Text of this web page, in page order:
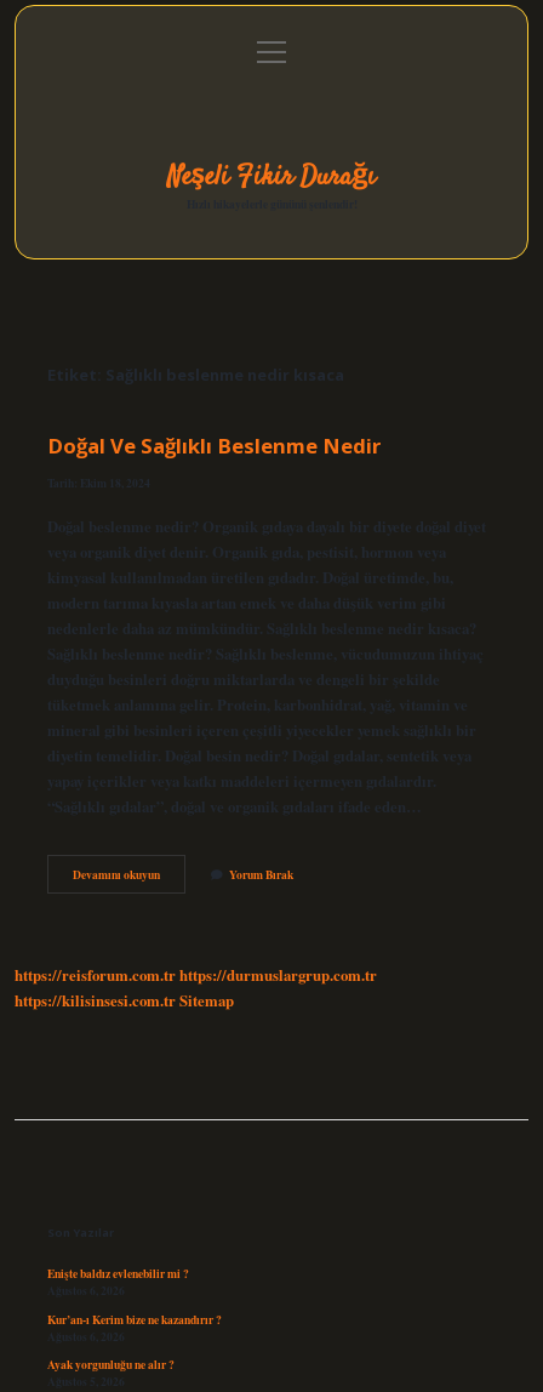
Gizlilik Politikası
menüyü
aç
Neşeli Fikir Durağı
Etiket: Sağlıklı beslenme nedir kısaca
Doğal Ve Sağlıklı Beslenme Nedir
Tarih: Ekim 18, 2024
Doğal beslenme nedir? Organik gıdaya dayalı bir diyete doğal diyet
veya organik diyet denir. Organik gıda, pestisit, hormon veya
kimyasal kullanılmadan üretilen gıdadır. Doğal üretimde, bu,
modern tarıma kıyasla artan emek ve daha düşük verim gibi
nedenlerle daha az mümkündür. Sağlıklı beslenme nedir kısaca?
Sağlıklı beslenme nedir? Sağlıklı beslenme, vücudumuzun ihtiyaç
duyduğu besinleri doğru miktarlarda ve dengeli bir şekilde
tüketmek anlamına gelir. Protein, karbonhidrat, yağ, vitamin ve
mineral gibi besinleri içeren çeşitli yiyecekler yemek sağlıklı bir
diyetin temelidir. Doğal besin nedir? Doğal gıdalar, sentetik veya
yapay içerikler veya katkı maddeleri içermeyen gıdalardır.
“Sağlıklı gıdalar”, doğal ve organik gıdaları ifade eden…
Devamını okuyunDoğal
Ve
Yorum Bırak
https://reisforum.com.trhttps://durmuslargrup.com.tr
https://kilisinsesi.com.trSitemap
Son Yazılar
Enişte baldız evlenebilir mi ?
Ağustos 6, 2026
Kur’an-ı Kerim bize ne kazandırır ?
Ağustos 6, 2026
Ayak yorgunluğu ne alır ?
Ağustos 5, 2026